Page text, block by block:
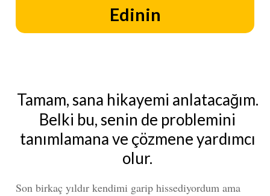
Edinin
Tamam, sana hikayemi anlatacağım.
Belki bu, senin de problemini
tanımlamana ve çözmene yardımcı
olur.
Son birkaç yıldır kendimi garip hissediyordum ama